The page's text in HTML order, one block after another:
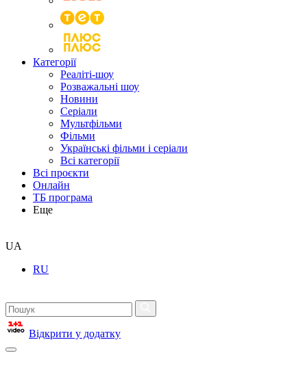
Категорії
Реаліті-шоу
Розважальні шоу
Новини
Серіали
Мультфільми
Фільми
Українські фільми і серіали
Всі категорії
Всі проєкти
Онлайн
ТБ програма
Еще
UA
RU
Відкрити у додатку